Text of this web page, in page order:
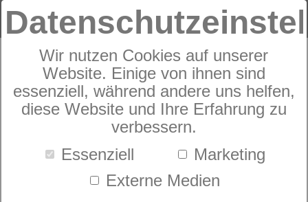
Wir nutzen Cookies auf unserer
Website. Einige von ihnen sind
essenziell, während andere uns helfen,
diese Website und Ihre Erfahrung zu
verbessern.
Essenziell
Marketing
Externe Medien
Zudecke
dormabell CL Faser 600